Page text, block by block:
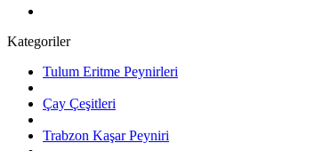
Kategoriler
Tulum Eritme Peynirleri
Çay Çeşitleri
Trabzon Kaşar Peyniri